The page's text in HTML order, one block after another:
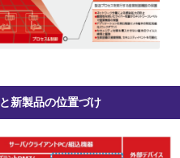
新製品の位置づけ